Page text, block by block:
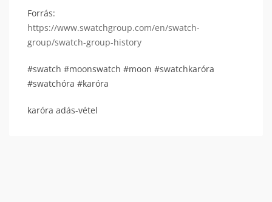
Forrás:
https://www.swatchgroup.com/en/swatch-
group/swatch-group-history
#swatch #moonswatch #moon #swatchkaróra
#swatchóra #karóra
karóra adás-vétel